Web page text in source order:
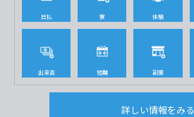
日払 寮 体験
出来高 短期 副業
詳しい情報をみる